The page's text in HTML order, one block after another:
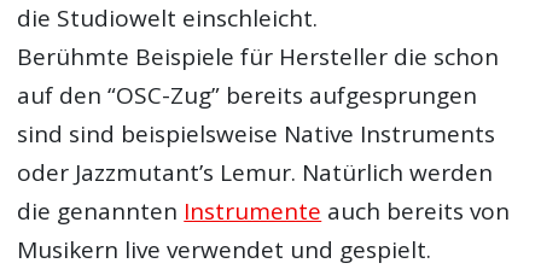
die Studiowelt einschleicht.
Berühmte Beispiele für Hersteller die schon
auf den “OSC-Zug” bereits aufgesprungen
sind sind beispielsweise Native Instruments
oder Jazzmutant’s Lemur. Natürlich werden
die genannten Instrumente auch bereits von
Musikern live verwendet und gespielt.